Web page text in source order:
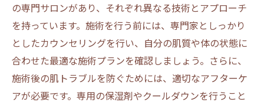
の専門サロンがあり、それぞれ異なる技術とアプローチ
を持っています。施術を行う前には、専門家としっかり
としたカウンセリングを行い、自分の肌質や体の状態に
合わせた最適な施術プランを確認しましょう。さらに、
施術後の肌トラブルを防ぐためには、適切なアフターケ
アが必要です。専用の保湿剤やクールダウンを行うこと